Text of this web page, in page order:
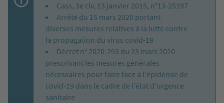
Cass, 3e civ, 13 janvier 2015, n°13-25197
Arrêté du 15 mars 2020 portant
diverses mesures relatives à la lutte contre
la propagation du virus covid-19
Décret n° 2020-293 du 23 mars 2020
prescrivant les mesures générales
nécessaires pour faire face à l'épidémie de
covid-19 dans le cadre de l'état d'urgence
sanitaire